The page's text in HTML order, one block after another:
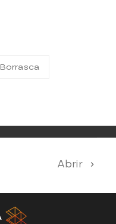
Borrasca
Abrir